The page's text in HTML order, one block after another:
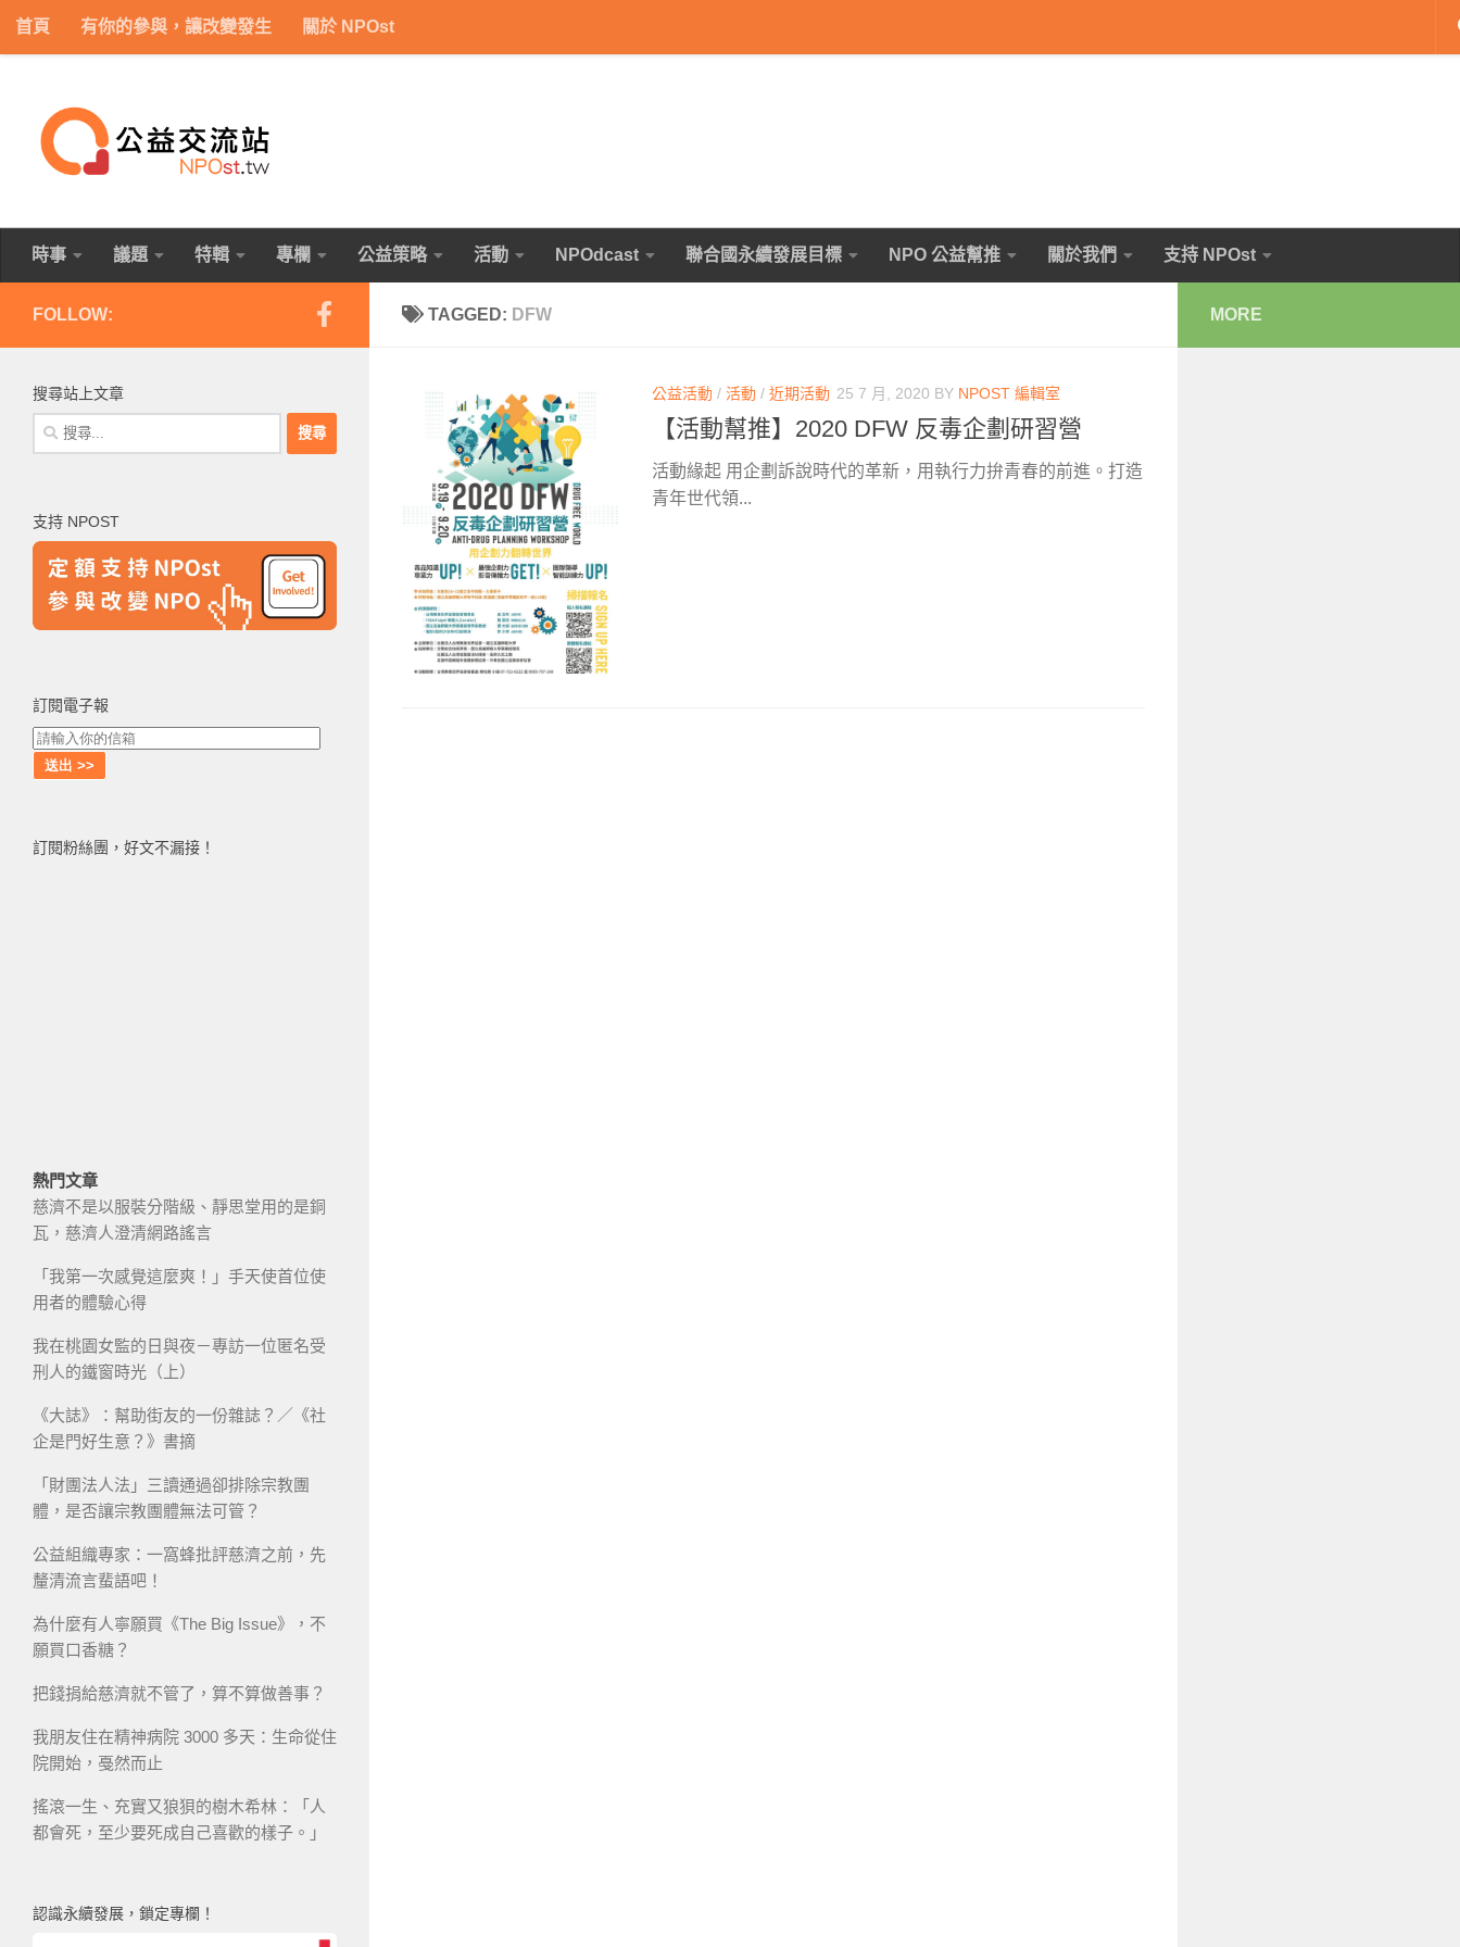
Skip to content
首頁 有你的參與，讓改變發生 關於 NPOst
時事 議題 特輯 專欄 公益策略 活動 NPOdcast 聯合國永續發展目標 NPO 公益幫推 關於我們 支持 NPOst
TAGGED: DFW
公益活動 / 活動 / 近期活動 25 7 月, 2020 BY NPOST 編輯室
【活動幫推】2020 DFW 反毒企劃研習營
活動緣起 用企劃訴說時代的革新，用執行力拚青春的前進。打造
青年世代領...
FOLLOW:
搜尋站上文章
搜
尋
字:
支持 NPOST
訂閱電子報
訂閱粉絲團，好文不漏接！
熱門文章
慈濟不是以服裝分階級、靜思堂用的是銅
瓦，慈濟人澄清網路謠言
「我第一次感覺這麼爽！」手天使首位使
用者的體驗心得
我在桃園女監的日與夜－專訪一位匿名受
刑人的鐵窗時光（上）
《大誌》：幫助街友的一份雜誌？／《社
企是門好生意？》書摘
「財團法人法」三讀通過卻排除宗教團
體，是否讓宗教團體無法可管？
公益組織專家：一窩蜂批評慈濟之前，先
釐清流言蜚語吧！
為什麼有人寧願買《The Big Issue》，不
願買口香糖？
把錢捐給慈濟就不管了，算不算做善事？
我朋友住在精神病院 3000 多天：生命從住
院開始，戞然而止
搖滾一生、充實又狼狽的樹木希林：「人
都會死，至少要死成自己喜歡的樣子。」
認識永續發展，鎖定專欄！
MORE